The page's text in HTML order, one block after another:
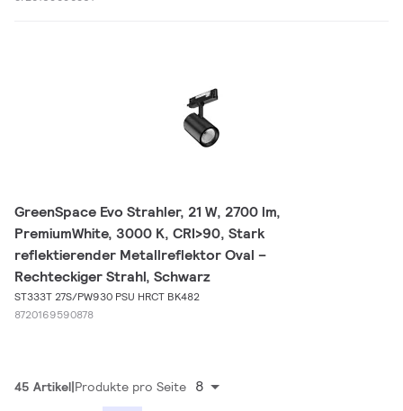
GreenSpace Evo Strahler, 21 W, 2700 lm,
PremiumWhite, 3000 K, CRI>90, Stark
reflektierender Metallreflektor Oval –
Rechteckiger Strahl, Schwarz
ST333T 27S/PW930 PSU HRCT BK482
8720169590878
45 Artikel Produkte pro Seite 8